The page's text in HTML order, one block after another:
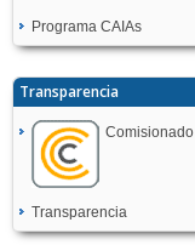
Programa CAIAs
Transparencia
Comisionado
Transparencia